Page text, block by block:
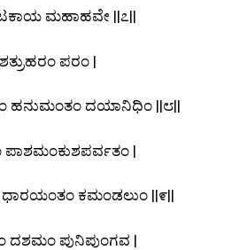
ಮಹಾಹವೇ ||೭||
ಪರಂ |
ಹನುಮಂತಂ ದಯಾನಿಧಿಂ ||೮||
ಪಾಶಮಂಕುಶಪರ್ವತಂ |
ಕಮಂಡಲುಂ ||೯||
ದಶಮಂ ಪುನಿಪುಂಗವ |